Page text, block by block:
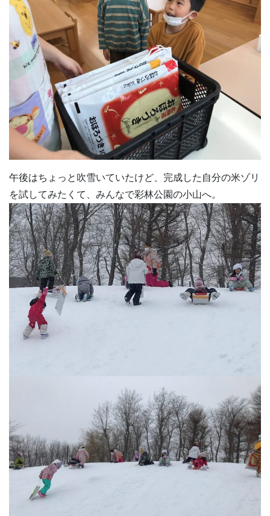
午後はちょっと吹雪いていたけど、完成した自分の米ゾリ
を試してみたくて、みんなで彩林公園の小山へ。